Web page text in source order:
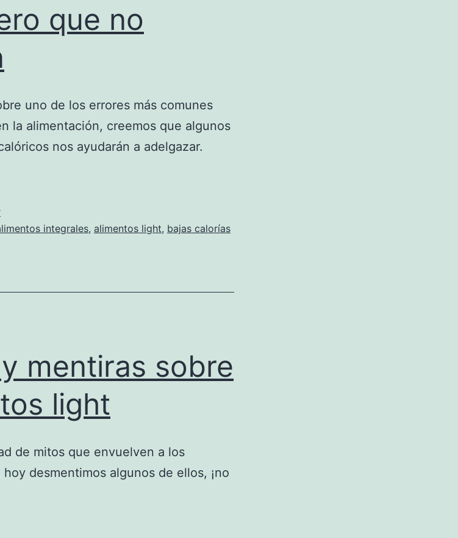
que no
uno de los errores más comunes
la alimentación, creemos que algunos
nos ayudarán a adelgazar.
integrales, alimentos light, bajas calorías
mentiras sobre
light
de mitos que envuelven a los
desmentimos algunos de ellos, ¡no